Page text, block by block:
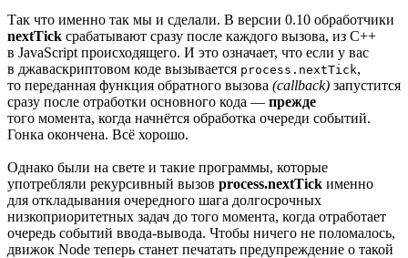
Так что именно так мы и сделали. В версии 0.10 обработчики
nextTick срабатывают сразу после каждого вызова, из C++
в JavaScript происходящего. И это означает, что если у вас
в джаваскриптовом коде вызывается process.nextTick,
то переданная функция обратного вызова (callback) запустится
сразу после отработки основного кода — прежде
того момента, когда начнётся обработка очереди событий.
Гонка окончена. Всё хорошо.
Однако были на свете и такие программы, которые
употребляли рекурсивный вызов process.nextTick именно
для откладывания очередного шага долгосрочных
низкоприоритетных задач до того момента, когда отработает
очередь событий ввода-вывода. Чтобы ничего не поломалось,
движок Node теперь станет печатать предупреждение о такой